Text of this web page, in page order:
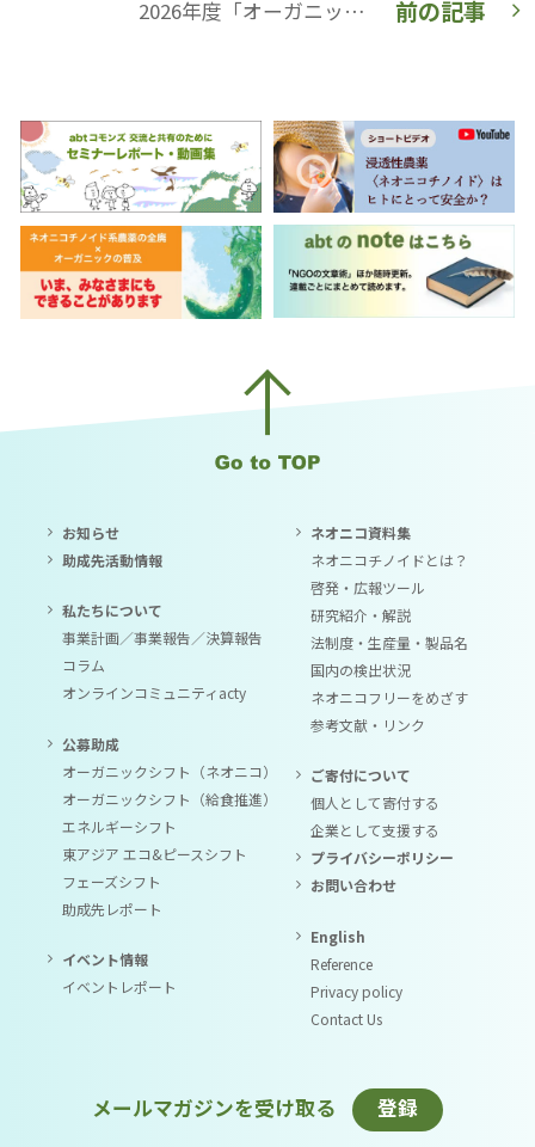
前の記事
2026年度「オーガニックシフト部門助成」ネオニコチノイド系農薬問題プログラム公募中（〜2/8）
お知らせ
助成先活動情報
私たちについて
事業計画／事業報告／決算報告
コラム
オンラインコミュニティacty
公募助成
オーガニックシフト（ネオニコ）
オーガニックシフト（給食推進）
エネルギーシフト
東アジア エコ&ピースシフト
フェーズシフト
助成先レポート
イベント情報
イベントレポート
ネオニコ資料集
ネオニコチノイドとは？
啓発・広報ツール
研究紹介・解説
法制度・生産量・製品名
国内の検出状況
ネオニコフリーをめざす
参考文献・リンク
ご寄付について
個人として寄付する
企業として支援する
プライバシーポリシー
お問い合わせ
English
Reference
Privacy policy
Contact Us
メールマガジンを受け取る 登録